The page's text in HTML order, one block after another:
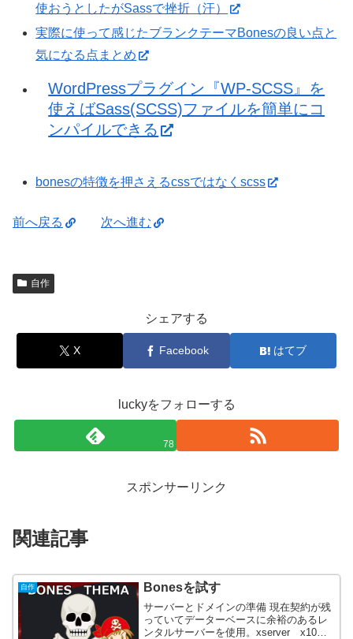
使おうとしたがSassで挫折（汗）
実際に使って感じたブランクテーマBonesの良い点と
気になる点まとめ
WordPressプラグイン『WP-SCSS』を
使えばSass(SCSS)ファイルを簡単にコ
ンパイルできる
bonesの特徴を押さえるcssではなくscss
前へ戻る 次へ進む
自作
シェアする
X Facebook はてブ
luckyをフォローする
78
スポンサーリンク
関連記事
自作 Bonesを試す
サーバーとドメインの準備 現在契約が残
っていてデーターベースに余裕のあるレ
ンタルサーバーを使用。xserver x10プ